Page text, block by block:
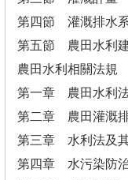
第四節 灌溉排水
第五節 農田水利
農田水利相關法規
第一章 農田水利
第二章 農田灌溉
第三章 水利法及
第四章 水污染防